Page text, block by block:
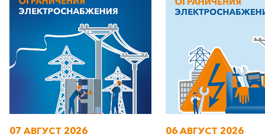
07 АВГУСТ 2026 06 АВГУСТ 2026